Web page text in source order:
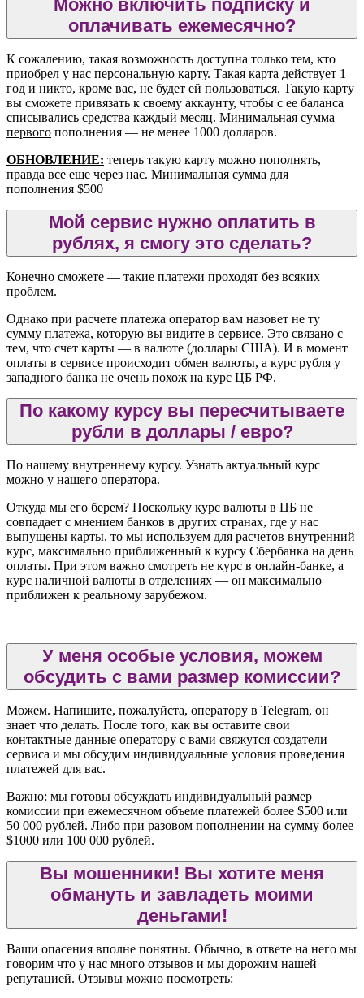
Можно включить подписку и
оплачивать ежемесячно?
К сожалению, такая возможность доступна только тем, кто
приобрел у нас персональную карту. Такая карта действует 1
год и никто, кроме вас, не будет ей пользоваться. Такую карту
вы сможете привязать к своему аккаунту, чтобы с ее баланса
списывались средства каждый месяц. Минимальная сумма
первого пополнения — не менее 1000 долларов.
ОБНОВЛЕНИЕ: теперь такую карту можно пополнять,
правда все еще через нас. Минимальная сумма для
пополнения $500
Мой сервис нужно оплатить в
рублях, я смогу это сделать?
Конечно сможете — такие платежи проходят без всяких
проблем.
Однако при расчете платежа оператор вам назовет не ту
сумму платежа, которую вы видите в сервисе. Это связано с
тем, что счет карты — в валюте (доллары США). И в момент
оплаты в сервисе происходит обмен валюты, а курс рубля у
западного банка не очень похож на курс ЦБ РФ.
По какому курсу вы пересчитываете
рубли в доллары / евро?
По нашему внутреннему курсу. Узнать актуальный курс
можно у нашего оператора.
Откуда мы его берем? Поскольку курс валюты в ЦБ не
совпадает с мнением банков в других странах, где у нас
выпущены карты, то мы используем для расчетов внутренний
курс, максимально приближенный к курсу Сбербанка на день
оплаты. При этом важно смотреть не курс в онлайн-банке, а
курс наличной валюты в отделениях — он максимально
приближен к реальному зарубежом.
У меня особые условия, можем
обсудить с вами размер комиссии?
Можем. Напишите, пожалуйста, оператору в Telegram, он
знает что делать. После того, как вы оставите свои
контактные данные оператору с вами свяжутся создатели
сервиса и мы обсудим индивидуальные условия проведения
платежей для вас.
Важно: мы готовы обсуждать индивидуальный размер
комиссии при ежемесячном объеме платежей более $500 или
50 000 рублей. Либо при разовом пополнении на сумму более
$1000 или 100 000 рублей.
Вы мошенники! Вы хотите меня
обмануть и завладеть моими
деньгами!
Ваши опасения вполне понятны. Обычно, в ответе на него мы
говорим что у нас много отзывов и мы дорожим нашей
репутацией. Отзывы можно посмотреть: